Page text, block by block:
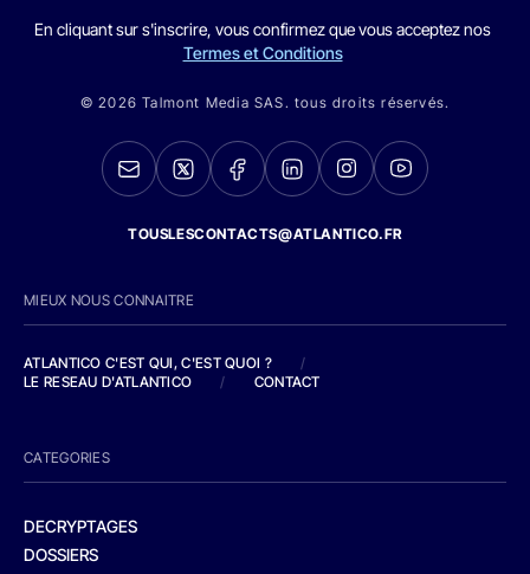
En cliquant sur s'inscrire, vous confirmez que vous acceptez nos
Termes et Conditions
© 2026 Talmont Media SAS. tous droits réservés.
TOUSLESCONTACTS@ATLANTICO.FR
MIEUX NOUS CONNAITRE
ATLANTICO C'EST QUI, C'EST QUOI ?
/
LE RESEAU D'ATLANTICO
/ CONTACT
CATEGORIES
DECRYPTAGES
DOSSIERS